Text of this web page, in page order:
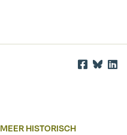
MEER HISTORISCH